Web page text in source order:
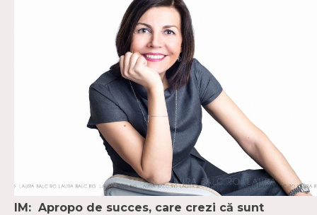
IM: Apropo de succes, care crezi că sunt